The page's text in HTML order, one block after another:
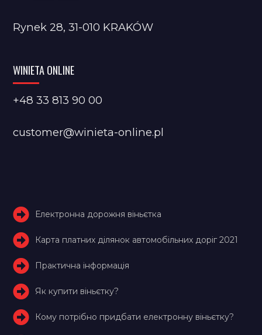
Rynek 28, 31-010 KRAKÓW
WINIETA ONLINE
+48 33 813 90 00
customer@winieta-online.pl
Електронна дорожня віньєтка
Карта платних ділянок автомобільних доріг 2021
Практична інформація
Як купити віньєтку?
Кому потрібно придбати електронну віньєтку?